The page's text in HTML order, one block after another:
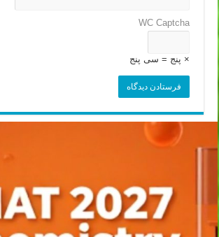
WC Captcha
× پنج = سی پنج